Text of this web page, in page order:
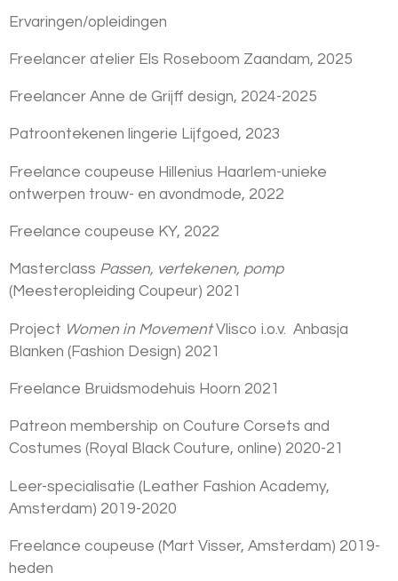
Ervaringen/opleidingen
Freelancer atelier Els Roseboom Zaandam, 2025
Freelancer Anne de Grijff design, 2024-2025
Patroontekenen lingerie Lijfgoed, 2023
Freelance coupeuse Hillenius Haarlem-unieke
ontwerpen trouw- en avondmode, 2022
Freelance coupeuse KY, 2022
Masterclass Passen, vertekenen, pomp
(Meesteropleiding Coupeur) 2021
Project Women in MovementVlisco i.o.v. Anbasja
Blanken (Fashion Design) 2021
Freelance Bruidsmodehuis Hoorn 2021
Patreon membership on Couture Corsets and
Costumes (Royal Black Couture, online) 2020-21
Leer-specialisatie (Leather Fashion Academy,
Amsterdam) 2019-2020
Freelance coupeuse (Mart Visser, Amsterdam) 2019-
heden